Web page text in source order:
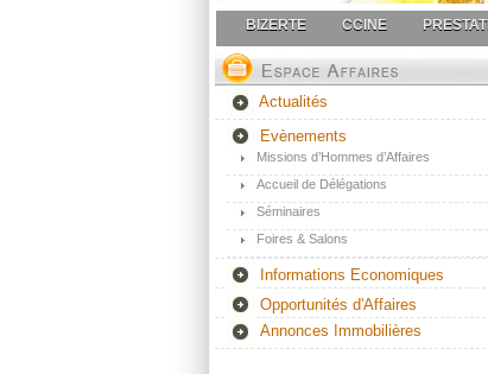
BIZERTE CCINE
Actualités
Evènements
Missions d’Hommes d’Affaires
Accueil de Délégations
Séminaires
Foires & Salons
Informations Economiques
Opportunités d'Affaires
Annonces Immobilières